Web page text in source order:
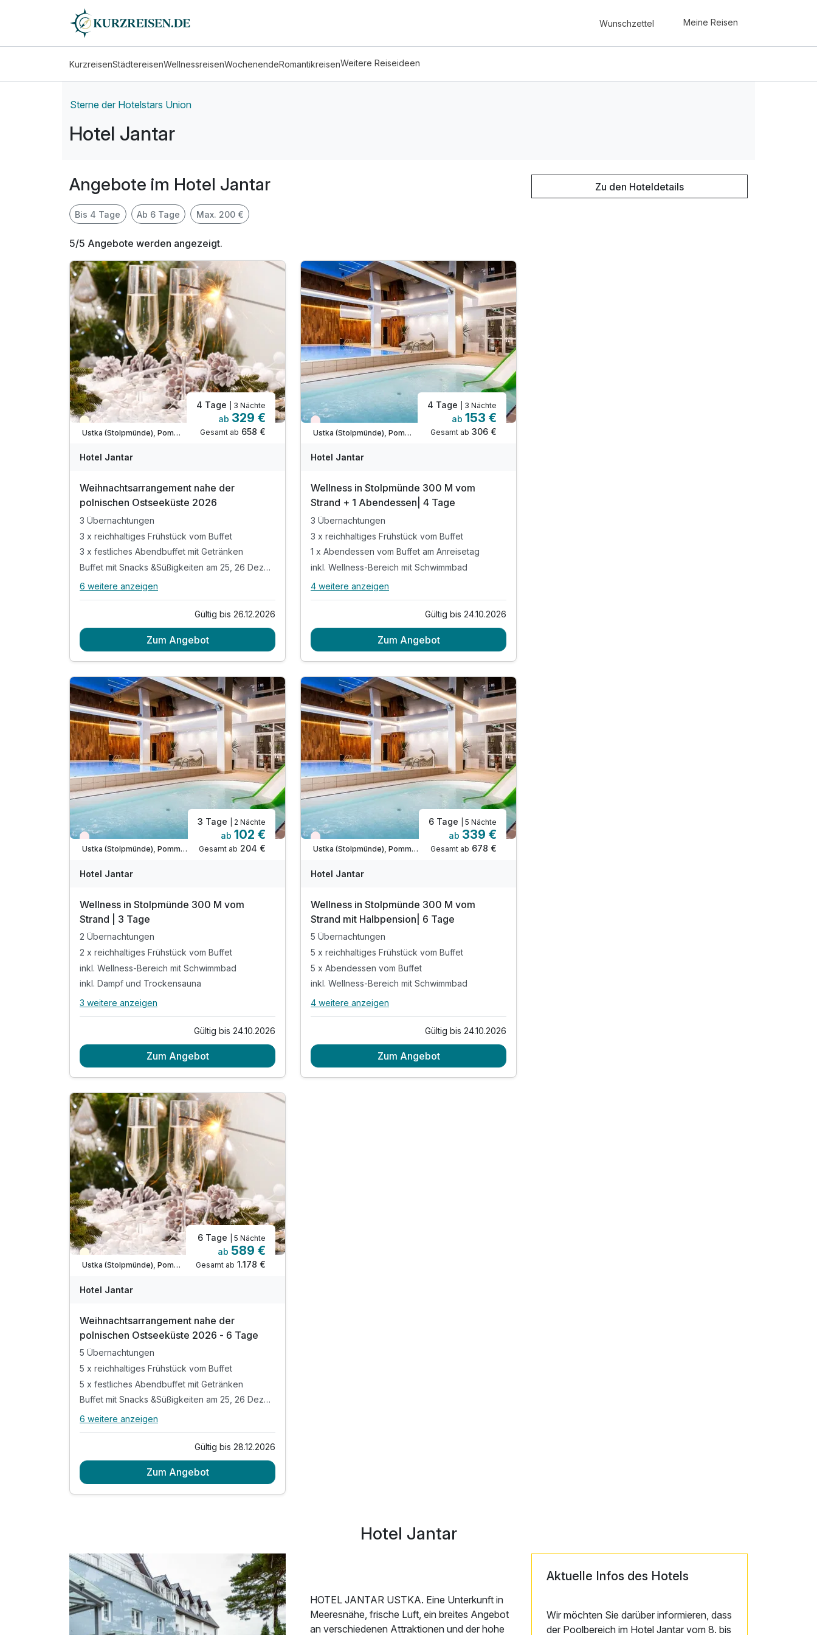
Wunschzettel Meine Reisen
KurzreisenStädtereisenWellnessreisenWochenendeRomantikreisenWeitere Reiseideen
Sterne der Hotelstars Union
Hotel Jantar
Angebote im Hotel Jantar
Bis 4 Tage Ab 6 Tage Max. 200 €
5/5 Angebote werden angezeigt.
Saisonal verfügbar
Ustka (Stolpmünde), Pommersche Ostseeküste
4 Tage | 3 Nächte
ab 329 €
Gesamt ab 658 €
Hotel Jantar
Weihnachtsarrangement nahe der
polnischen Ostseeküste 2026
3 Übernachtungen
3 x reichhaltiges Frühstück vom Buffet
3 x festliches Abendbuffet mit Getränken
Buffet mit Snacks &Süßigkeiten am 25, 26 Dezember
Alle Inklusivleistungen
3 x reichhaltiges Frühstück vom Buffet
Dezember
inkl. Kinderanimationsprogramm
inkl. Wellness-Bereich mit Schwimmbad
inkl. Dampf und Trockensauna
inkl. WLAN Nutzung im Hotel
inkl. Nutzung der Trinkwasserspender (auf
Etagen)
Achtung!!! Kinder unter Zusatzleitungen buchen
6 weitere anzeigen
Gültig bis 26.12.2026
Zum Angebot
Wieder frei ab September
Ustka (Stolpmünde), Pommersche Ostseeküste
4 Tage | 3 Nächte
ab 153 €
Gesamt ab 306 €
Hotel Jantar
Wellness in Stolpmünde 300 M vom
Strand + 1 Abendessen| 4 Tage
3 Übernachtungen
3 x reichhaltiges Frühstück vom Buffet
1 x Abendessen vom Buffet am Anreisetag
inkl. Wellness-Bereich mit Schwimmbad
Alle Inklusivleistungen
3 x reichhaltiges Frühstück vom Buffet
inkl. Dampf und Trockensauna
inkl. Wanderstöcke-Verleih
inkl. WLAN Nutzung im Hotel
inkl. Nutzung der Trinkwasserspender (auf
Etagen)
4 weitere anzeigen
Gültig bis 24.10.2026
Zum Angebot
Wieder frei ab September
Ustka (Stolpmünde), Pommersche Ostseeküste
3 Tage | 2 Nächte
ab 102 €
Gesamt ab 204 €
Hotel Jantar
Wellness in Stolpmünde 300 M vom
Strand | 3 Tage
2 Übernachtungen
2 x reichhaltiges Frühstück vom Buffet
inkl. Wellness-Bereich mit Schwimmbad
inkl. Dampf und Trockensauna
Alle Inklusivleistungen
2 x reichhaltiges Frühstück vom Buffet
inkl. Wanderstöcke-Verleih
inkl. WLAN Nutzung im Hotel
inkl. Nutzung der Trinkwasserspender (auf
Etagen)
3 weitere anzeigen
Gültig bis 24.10.2026
Zum Angebot
Nur noch Restplätze
Ustka (Stolpmünde), Pommersche Ostseeküste
6 Tage | 5 Nächte
ab 339 €
Gesamt ab 678 €
Hotel Jantar
Wellness in Stolpmünde 300 M vom
Strand mit Halbpension| 6 Tage
5 Übernachtungen
5 x reichhaltiges Frühstück vom Buffet
5 x Abendessen vom Buffet
inkl. Wellness-Bereich mit Schwimmbad
Alle Inklusivleistungen
5 x reichhaltiges Frühstück vom Buffet
4 weitere anzeigen
Gültig bis 24.10.2026
Zum Angebot
Saisonal verfügbar
Ustka (Stolpmünde), Pommersche Ostseeküste
6 Tage | 5 Nächte
ab 589 €
Gesamt ab 1.178 €
Hotel Jantar
Weihnachtsarrangement nahe der
polnischen Ostseeküste 2026 - 6 Tage
5 Übernachtungen
5 x reichhaltiges Frühstück vom Buffet
5 x festliches Abendbuffet mit Getränken
Buffet mit Snacks &Süßigkeiten am 25, 26 Dezember
Alle Inklusivleistungen
5 x reichhaltiges Frühstück vom Buffet
inkl. Dampf und Trockensauna
inkl. WLAN Nutzung im Hotel
inkl. Nutzung der Trinkwasserspender (auf
Etagen)
Achtung!!! Kinder unter Zusatzleitungen buchen
6 weitere anzeigen
Gültig bis 28.12.2026
Zum Angebot
Zu den Hoteldetails
Hotel Jantar
HOTEL JANTAR USTKA. Eine Unterkunft in
Meeresnähe, frische Luft, ein breites Angebot
an verschiedenen Attraktionen und der hohe
Aktuelle Infos des Hotels
Wir möchten Sie darüber informieren, dass
der Poolbereich im Hotel Jantar vom 8. bis